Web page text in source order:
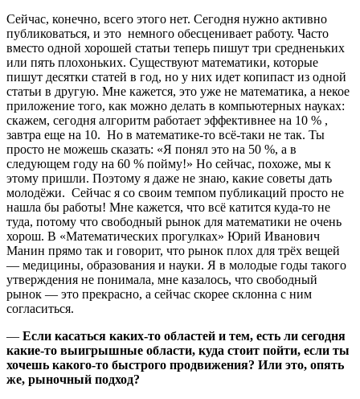
Сейчас, конечно, всего этого нет. Сегодня нужно активно
публиковаться, и это немного обесценивает работу. Часто
вместо одной хорошей статьи теперь пишут три средненьких
или пять плохоньких. Существуют математики, которые
пишут десятки статей в год, но у них идет копипаст из одной
статьи в другую. Мне кажется, это уже не математика, а некое
приложение того, как можно делать в компьютерных науках:
скажем, сегодня алгоритм работает эффективнее на 10 % ,
завтра еще на 10. Но в математике-то всё-таки не так. Ты
просто не можешь сказать: «Я понял это на 50 %, а в
следующем году на 60 % пойму!» Но сейчас, похоже, мы к
этому пришли. Поэтому я даже не знаю, какие советы дать
молодёжи. Сейчас я со своим темпом публикаций просто не
нашла бы работы! Мне кажется, что всё катится куда-то не
туда, потому что свободный рынок для математики не очень
хорош. В «Математических прогулках» Юрий Иванович
Манин прямо так и говорит, что рынок плох для трёх вещей
— медицины, образования и науки. Я в молодые годы такого
утверждения не понимала, мне казалось, что свободный
рынок — это прекрасно, а сейчас скорее склонна с ним
согласиться.
— Если касаться каких-то областей и тем, есть ли сегодня
какие-то выигрышные области, куда стоит пойти, если ты
хочешь какого-то быстрого продвижения? Или это, опять
же, рыночный подход?